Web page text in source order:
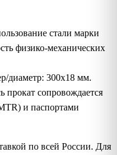
стали марки
физико-механических
диаметр: 300х18 мм.
прокат сопровождается
и паспортами
по всей России. Для